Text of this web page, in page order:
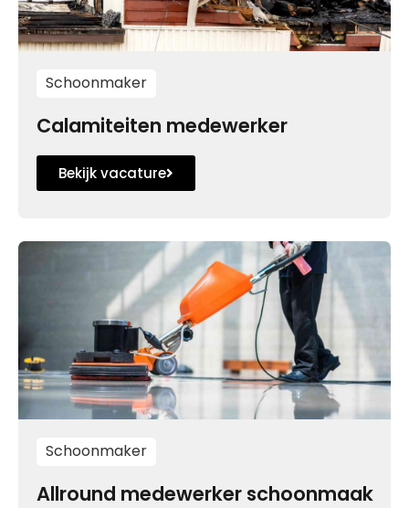
Schoonmaker
Calamiteiten medewerker
Bekijk vacature
Schoonmaker
Allround medewerker schoonmaak